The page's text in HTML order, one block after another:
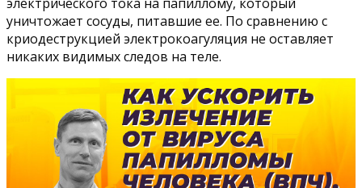
уничтожает сосуды, питавшие ее. По сравнению с
криодеструкцией электрокоагуляция не оставляет
никаких видимых следов на теле.